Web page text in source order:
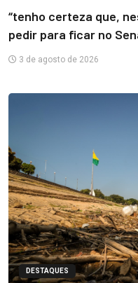
“tenho certeza que,
pedir para ficar no
3 de agosto de 2026
DESTAQUES